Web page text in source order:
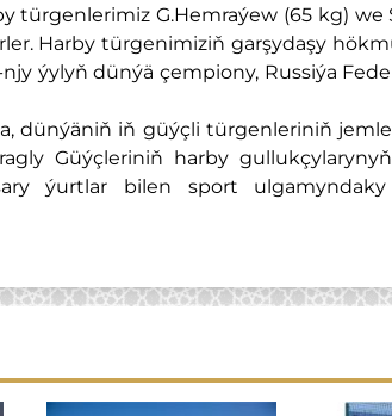
türgenlerimiz G.Hemraýew (65 kg) we
Harby türgenimiziň garşydaşy
ýylyň dünýä çempiony, Russiýa
dünýäniň iň güýçli türgenleriniň
Güýçleriniň harby
ýurtlar bilen sport ulgamyndaky